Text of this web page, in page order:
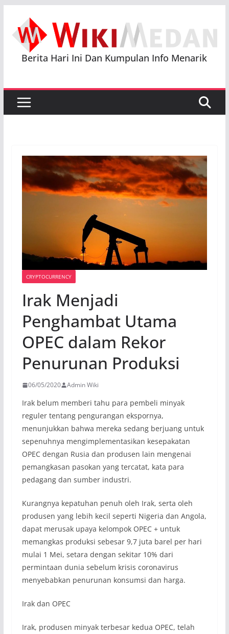
content
Berita Hari Ini Dan Kumpulan Info Menarik
CRYPTOCURRENCY
Irak Menjadi
Penghambat Utama
OPEC dalam Rekor
Penurunan Produksi
06/05/2020 Admin Wiki
Irak belum memberi tahu para pembeli minyak
reguler tentang pengurangan ekspornya,
menunjukkan bahwa mereka sedang berjuang untuk
sepenuhnya mengimplementasikan kesepakatan
OPEC dengan Rusia dan produsen lain mengenai
pemangkasan pasokan yang tercatat, kata para
pedagang dan sumber industri.
Kurangnya kepatuhan penuh oleh Irak, serta oleh
produsen yang lebih kecil seperti Nigeria dan Angola,
dapat merusak upaya kelompok OPEC + untuk
memangkas produksi sebesar 9,7 juta barel per hari
mulai 1 Mei, setara dengan sekitar 10% dari
permintaan dunia sebelum krisis coronavirus
menyebabkan penurunan konsumsi dan harga.
Irak dan OPEC
Irak, produsen minyak terbesar kedua OPEC, telah